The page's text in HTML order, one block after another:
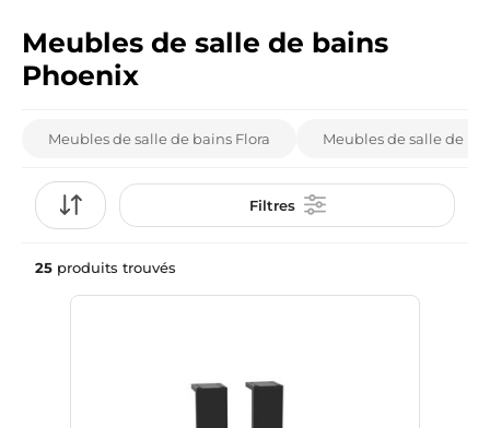
Meubles de salle de bains
Phoenix
Meubles de salle de bains Flora Meubles de salle de
Filtres
25 produits trouvés